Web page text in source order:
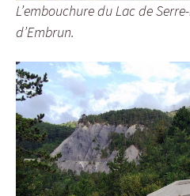
L’embouchure du Lac de
d’Embrun.